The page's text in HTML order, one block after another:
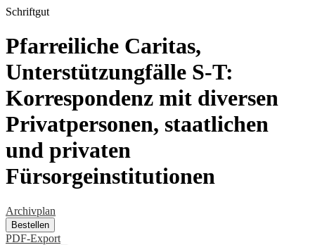
Schriftgut
Pfarreiliche Caritas,
Unterstützungfälle S-T:
Korrespondenz mit diversen
Privatpersonen, staatlichen
und privaten
Fürsorgeinstitutionen
Archivplan
Bestellen
PDF-Export